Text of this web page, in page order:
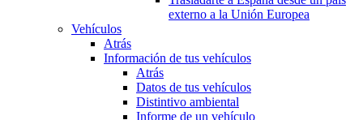
externo a la Unión Europea
Vehículos
Atrás
Información de tus vehículos
Atrás
Datos de tus vehículos
Distintivo ambiental
Informe de un vehículo